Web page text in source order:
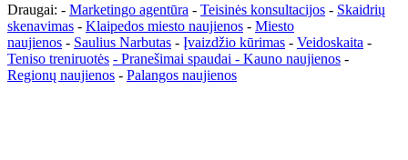
Draugai: - Marketingo agentūra - Teisinės konsultacijos - Skaidrių
skenavimas - Klaipedos miesto naujienos - Miesto
naujienos - Saulius Narbutas - Įvaizdžio kūrimas - Veidoskaita -
Teniso treniruotės - Pranešimai spaudai - Kauno naujienos -
Regionų naujienos - Palangos naujienos